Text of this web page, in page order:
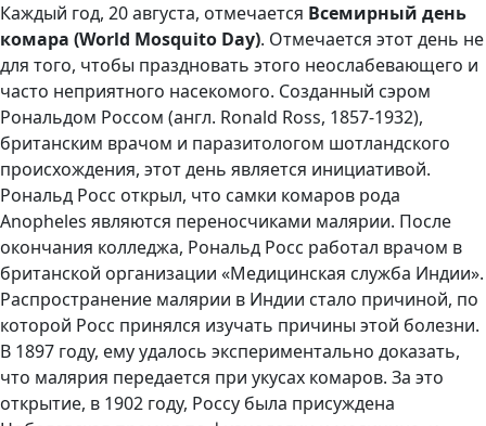
Каждый год, 20 августа, отмечается Всемирный день
комара (World Mosquito Day). Отмечается этот день не
для того, чтобы праздновать этого неослабевающего и
часто неприятного насекомого. Созданный сэром
Рональдом Россом (англ. Ronald Ross, 1857-1932),
британским врачом и паразитологом шотландского
происхождения, этот день является инициативой.
Рональд Росс открыл, что самки комаров рода
Anopheles являются переносчиками малярии. После
окончания колледжа, Рональд Росс работал врачом в
британской организации «Медицинская служба Индии».
Распространение малярии в Индии стало причиной, по
которой Росс принялся изучать причины этой болезни.
В 1897 году, ему удалось экспериментально доказать,
что малярия передается при укусах комаров. За это
открытие, в 1902 году, Россу была присуждена